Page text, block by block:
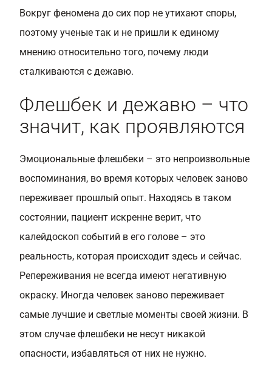
Вокруг феномена до сих пор не утихают споры,
поэтому ученые так и не пришли к единому
мнению относительно того, почему люди
сталкиваются с дежавю.
Флешбек и дежавю – что
значит, как проявляются
Эмоциональные флешбеки – это непроизвольные
воспоминания, во время которых человек заново
переживает прошлый опыт. Находясь в таком
состоянии, пациент искренне верит, что
калейдоскоп событий в его голове – это
реальность, которая происходит здесь и сейчас.
Репереживания не всегда имеют негативную
окраску. Иногда человек заново переживает
самые лучшие и светлые моменты своей жизни. В
этом случае флешбеки не несут никакой
опасности, избавляться от них не нужно.